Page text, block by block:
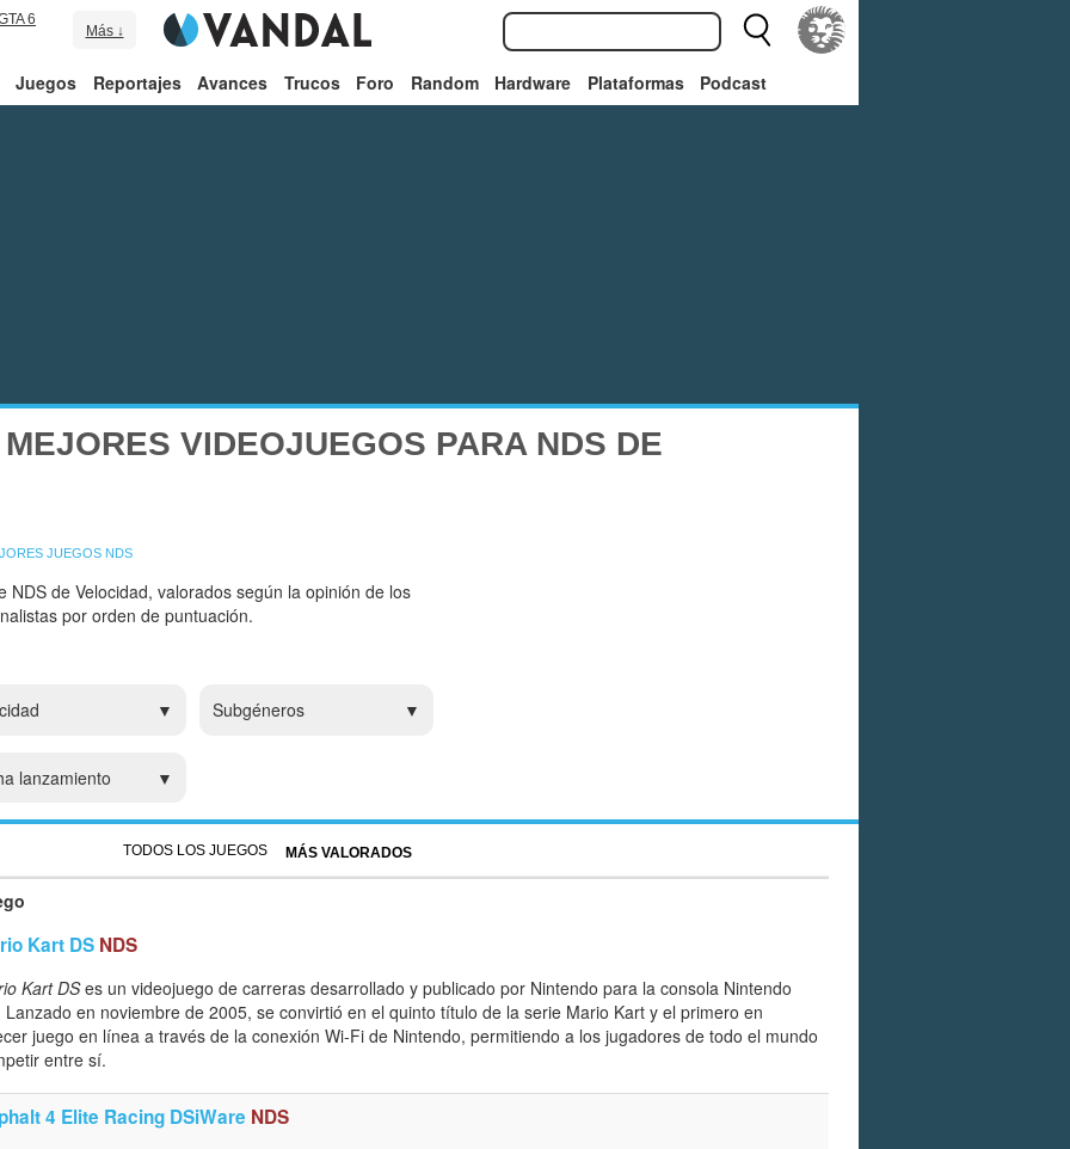
6
Más ↓
Juegos Reportajes Avances Trucos Foro Random Hardware Plataformas Podcast
VIDEOJUEGOS PARA NDS DE
JUEGOS NDS
de Velocidad, valorados según la opinión de los
por orden de puntuación.
Subgéneros
lanzamiento
TODOS LOS JUEGOS MÁS VALORADOS
Kart DS NDS
Kart DSes un videojuego de carreras desarrollado y publicado por Nintendo para la consola Nintendo
Lanzado en noviembre de 2005, se convirtió en el quinto título de la serie Mario Kart y el primero en
juego en línea a través de la conexión Wi-Fi de Nintendo, permitiendo a los jugadores de todo el mundo
entre sí.
4 Elite Racing DSiWare NDS